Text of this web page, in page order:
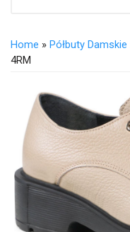
Home » Półbuty Damskie
4RM